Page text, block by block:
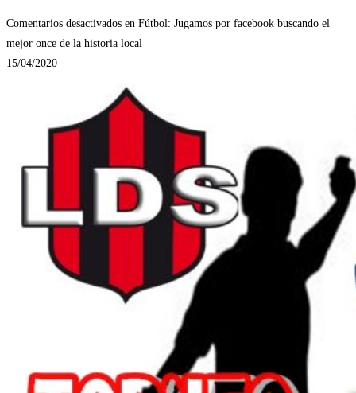
Comentarios desactivados en Fútbol: Jugamos por facebook buscando el
mejor once de la historia local
15/04/2020